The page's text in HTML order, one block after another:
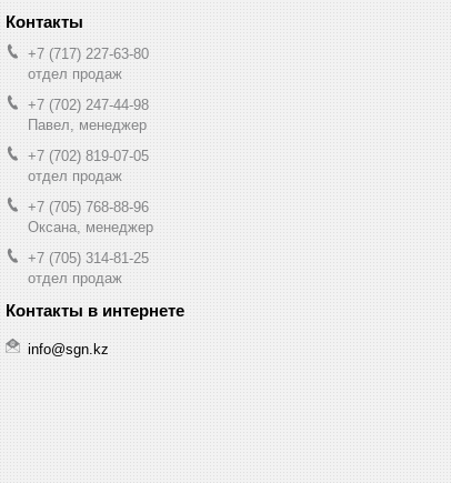
+7 (717) 227-63-80
отдел продаж
+7 (702) 247-44-98
Павел, менеджер
+7 (702) 819-07-05
отдел продаж
+7 (705) 768-88-96
Оксана, менеджер
+7 (705) 314-81-25
отдел продаж
info@sgn.kz